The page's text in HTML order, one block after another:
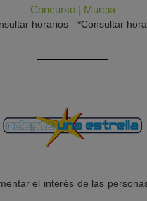
Concurso| Murcia
horarios - *Consultar
el interés de las